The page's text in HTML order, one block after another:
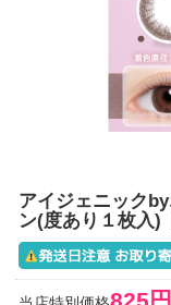
アイジェニック
ン(度あり１枚入)
825円